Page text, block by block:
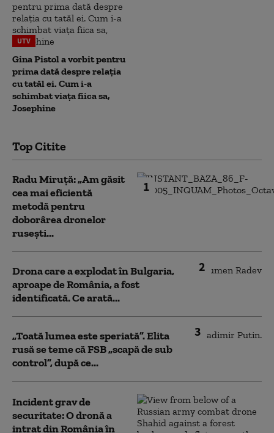
UTV
Gina Pistol a vorbit pentru
prima dată despre relația
cu tatăl ei. Cum i-a
schimbat viața fiica sa,
Josephine
Top Citite
1
Radu Miruță: „Am găsit
cea mai eficientă
metodă pentru
doborârea dronelor
rusești...
2
Drona care a explodat în Bulgaria,
aproape de România, a fost
identificată. Ce arată...
3
„Toată lumea este speriată”. Elita
rusă se teme că FSB „scapă de sub
control”, după ce...
Incident grav de
securitate: O dronă a
intrat din România în